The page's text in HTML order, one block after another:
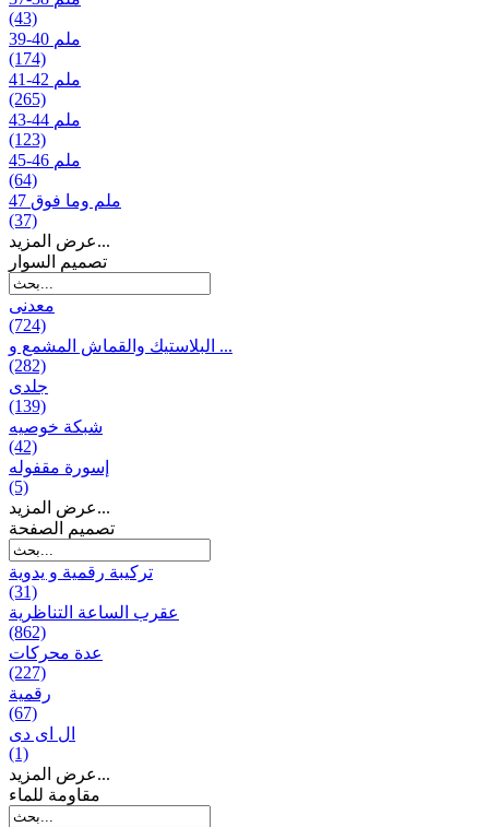
(43)
39-40 ملم
(174)
41-42 ملم
(265)
43-44 ملم
(123)
45-46 ملم
(64)
47 ملم وما فوق
(37)
عرض المزيد...
تصمیم السوار
معدنی
(724)
البلاستيك والقماش المشمع و ...
(282)
جلدی
(139)
شبكة خوصیه
(42)
إسورة مقفوله
(5)
عرض المزيد...
تصميم الصفحة
تركيبة رقمية و يدوية
(31)
عقرب الساعة التناظرية
(862)
عدة محركات
(227)
رقمية
(67)
ال ای دی
(1)
عرض المزيد...
مقاومة للماء